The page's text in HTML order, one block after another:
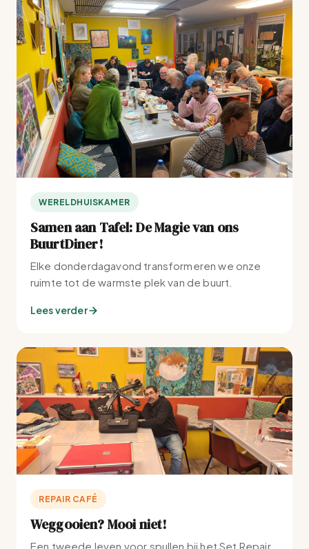
WERELDHUISKAMER
Samen aan Tafel: De Magie van ons
BuurtDiner!
Elke donderdagavond transformeren we onze
ruimte tot de warmste plek van de buurt.
Lees verder
REPAIR CAFÉ
Weggooien? Mooi niet!
Een tweede leven voor spullen bij het Set Repair